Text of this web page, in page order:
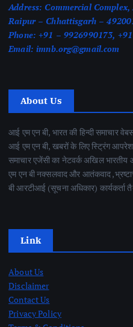
Address: Commercial
Raipur – Chhattisgarh –
Phone: +91 – 9926990173,
Email: imnb.org@gmail.com
About Us
आई एम एन बी, भारत की हिन्दी समाचार
आई एम एन बी, खबरों के लिए स्ट्रिंग
समाचार एजेंसी का नेटवर्क अखिल
एम एन बी नक्सलवाद और आतंकवाद
बी आरटीआई (सूचना अधिकार) कार्यकर्ता
Link
About Us
Disclaimer
Contact Us
Privacy Policy